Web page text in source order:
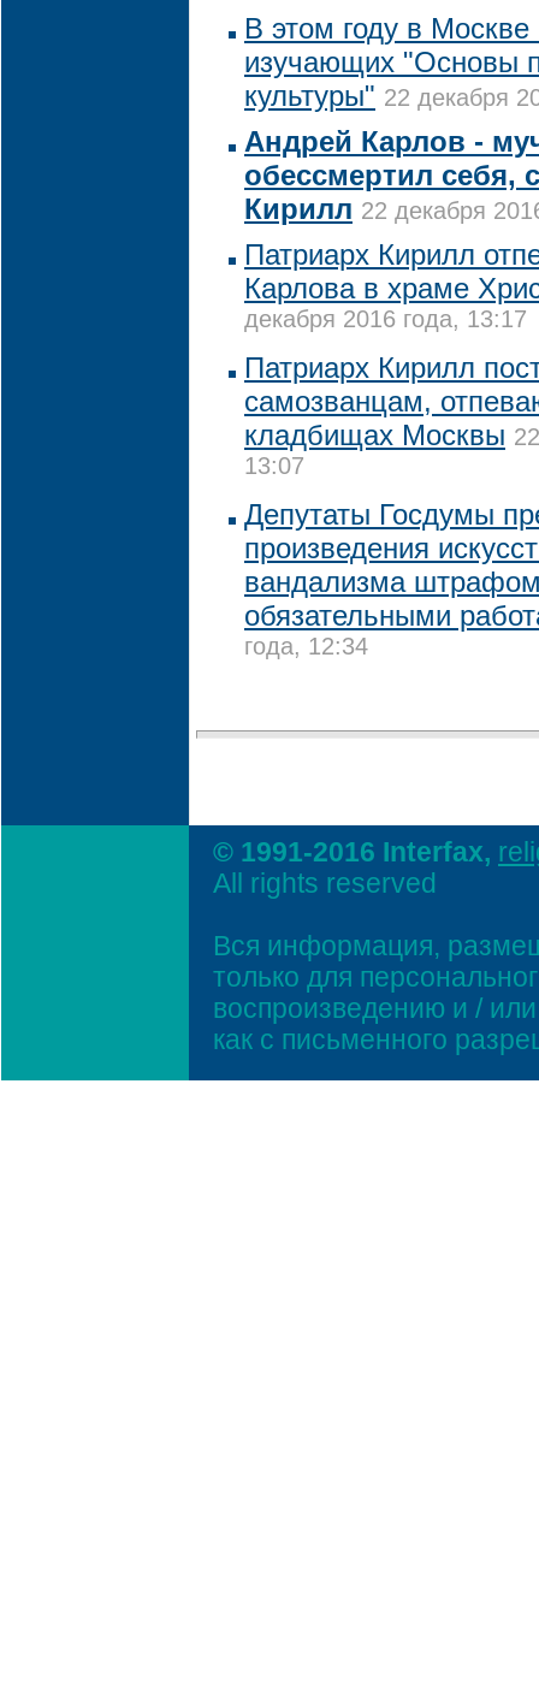
В этом году в
изучающих "Основы
культуры" 22 декабря
Андрей Карлов -
обессмертил себя,
Кирилл 22 декабря
Патриарх Кирилл
Карлова в храме
декабря 2016 года, 13:17
Патриарх Кирилл
самозванцам,
кладбищах Москвы
13:07
Депутаты Госдумы
произведения
вандализма
обязательными
года, 12:34
© 1991-2016 Interfax,
All rights reserved
Вся информация,
только для
воспроизведению и /
как с письменного